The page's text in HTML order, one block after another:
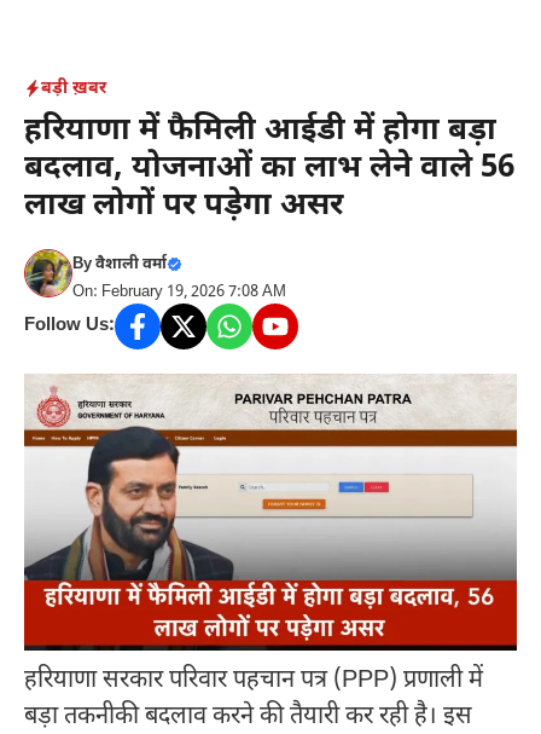
content
बड़ी ख़बर
हरियाणा में फैमिली आईडी में होगा बड़ा
बदलाव, योजनाओं का लाभ लेने वाले 56
लाख लोगों पर पड़ेगा असर
Byवैशाली वर्मा
On: February 19, 2026 7:08 AM
Follow Us:
हरियाणा सरकार परिवार पहचान पत्र (PPP) प्रणाली में
बड़ा तकनीकी बदलाव करने की तैयारी कर रही है। इस